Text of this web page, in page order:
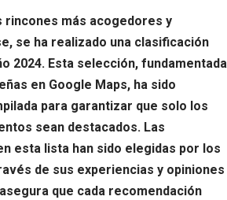
rincones más acogedores y
se ha realizado una clasificación
2024. Esta selección, fundamentada
en Google Maps, ha sido
para garantizar que solo los
sean destacados. Las
esta lista han sido elegidas por los
de sus experiencias y opiniones
que cada recomendación